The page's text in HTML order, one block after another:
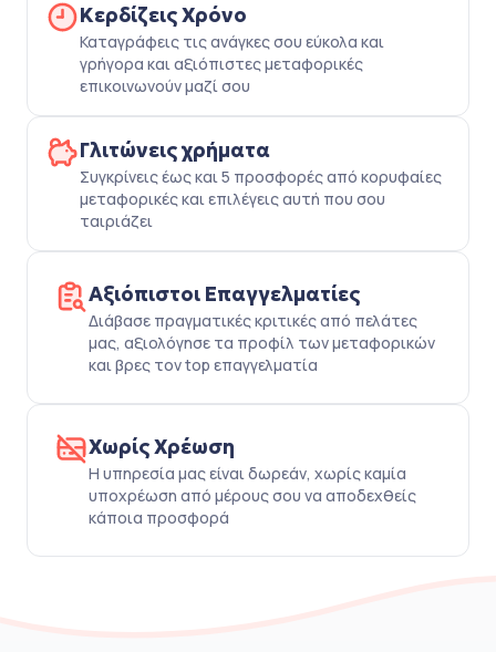
Κερδίζεις Χρόνο
Καταγράφεις τις ανάγκες σου εύκολα και
γρήγορα και αξιόπιστες μεταφορικές
επικοινωνούν μαζί σου
Γλιτώνεις χρήματα
Συγκρίνεις έως και 5 προσφορές από κορυφαίες
μεταφορικές και επιλέγεις αυτή που σου
ταιριάζει
Αξιόπιστοι Επαγγελματίες
Διάβασε πραγματικές κριτικές από πελάτες
μας, αξιολόγησε τα προφίλ των μεταφορικών
και βρες τον top επαγγελματία
Χωρίς Χρέωση
Η υπηρεσία μας είναι δωρεάν, χωρίς καμία
υποχρέωση από μέρους σου να αποδεχθείς
κάποια προσφορά